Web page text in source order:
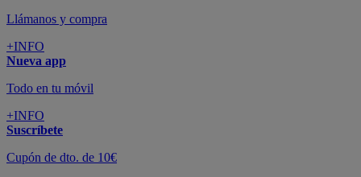
Llámanos y compra
+INFO
Nueva app
Todo en tu móvil
+INFO
Suscríbete
Cupón de dto. de 10€